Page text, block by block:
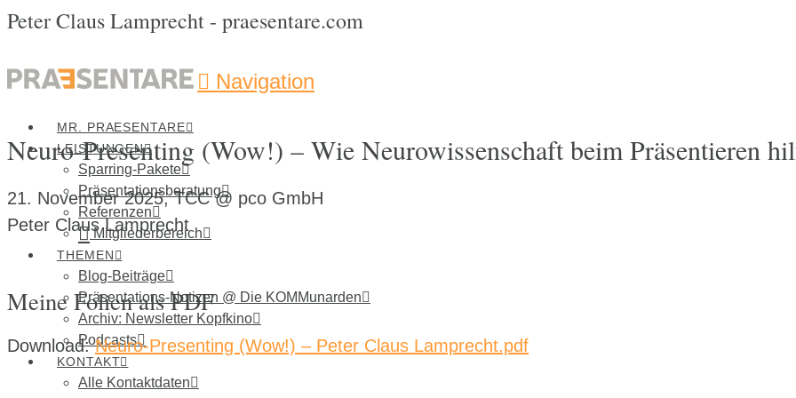
Peter Claus Lamprecht - praesentare.com
Navigation
MR. PRAESENTARE
LEISTUNGEN
Sparring-Pakete
Präsentationsberatung
Referenzen
Mitgliederbereich
THEMEN
Blog-Beiträge
Präsentations-Notizen @ Die KOMMunarden
Archiv: Newsletter Kopfkino
Podcasts
KONTAKT
Alle Kontaktdaten
Neuro-Presenting (Wow!) – Wie Neurowissenschaft beim Präsentieren
21. November 2025, TCC @ pco GmbH
Peter Claus Lamprecht
Meine Folien als PDF
Download:Neuro-Presenting (Wow!) – Peter Claus Lamprecht.pdf